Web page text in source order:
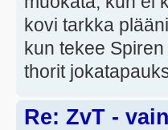
kovi tarkka
kun tekee
thorit
Re: ZvT -